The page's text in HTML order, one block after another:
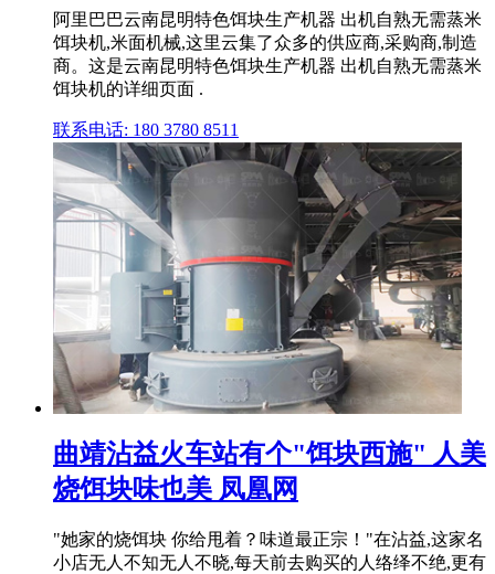
阿里巴巴云南昆明特色饵块生产机器 出机自熟无需蒸米
饵块机,米面机械,这里云集了众多的供应商,采购商,制造
商。这是云南昆明特色饵块生产机器 出机自熟无需蒸米
饵块机的详细页面 .
联系电话: 180 3780 8511
曲靖沾益火车站有个"饵块西施" 人美
烧饵块味也美 凤凰网
"她家的烧饵块 你给甩着？味道最正宗！"在沾益,这家名
小店无人不知无人不晓,每天前去购买的人络绎不绝,更有